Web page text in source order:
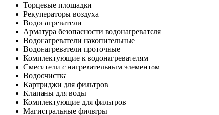
Торцевые площадки
Рекуператоры воздуха
Водонагреватели
Арматура безопасности водонагревателя
Водонагреватели накопительные
Водонагреватели проточные
Комплектующие к водонагревателям
Смесители с нагревательным элементом
Водоочистка
Картриджи для фильтров
Клапаны для воды
Комплектующие для фильтров
Магистральные фильтры